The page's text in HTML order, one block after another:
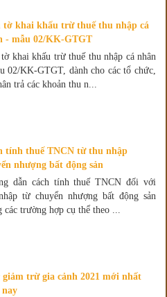
tờ khai khấu trừ thuế thu nhập cá
- mẫu 02/KK-GTGT
khai khấu trừ thuế thu nhập cá nhân
02/KK-GTGT, dành cho các tổ chức,
trả các khoản thu n...
tính thuế TNCN từ thu nhập
nhượng bất động sản
dẫn cách tính thuế TNCN đối với
từ chuyển nhượng bất động sản
các trường hợp cụ thể theo ...
giảm trừ gia cảnh 2021 mới nhất
nay